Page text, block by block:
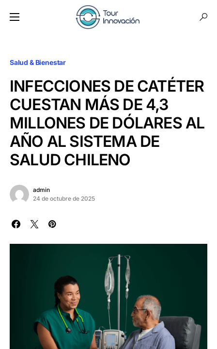
Salud & Bienestar
INFECCIONES DE CATÉTER
CUESTAN MÁS DE 4,3
MILLONES DE DÓLARES AL
AÑO AL SISTEMA DE
SALUD CHILENO
admin
24 de octubre de 2025